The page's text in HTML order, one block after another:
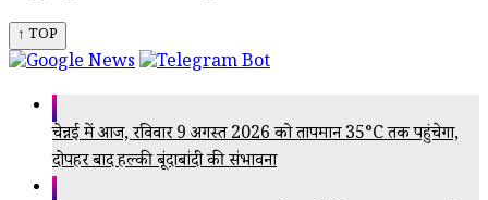
↑ TOP
चेन्नई में आज, रविवार 9 अगस्त 2026 को तापमान 35°C तक पहुंचेगा,
दोपहर बाद हल्की बूंदाबांदी की संभावना